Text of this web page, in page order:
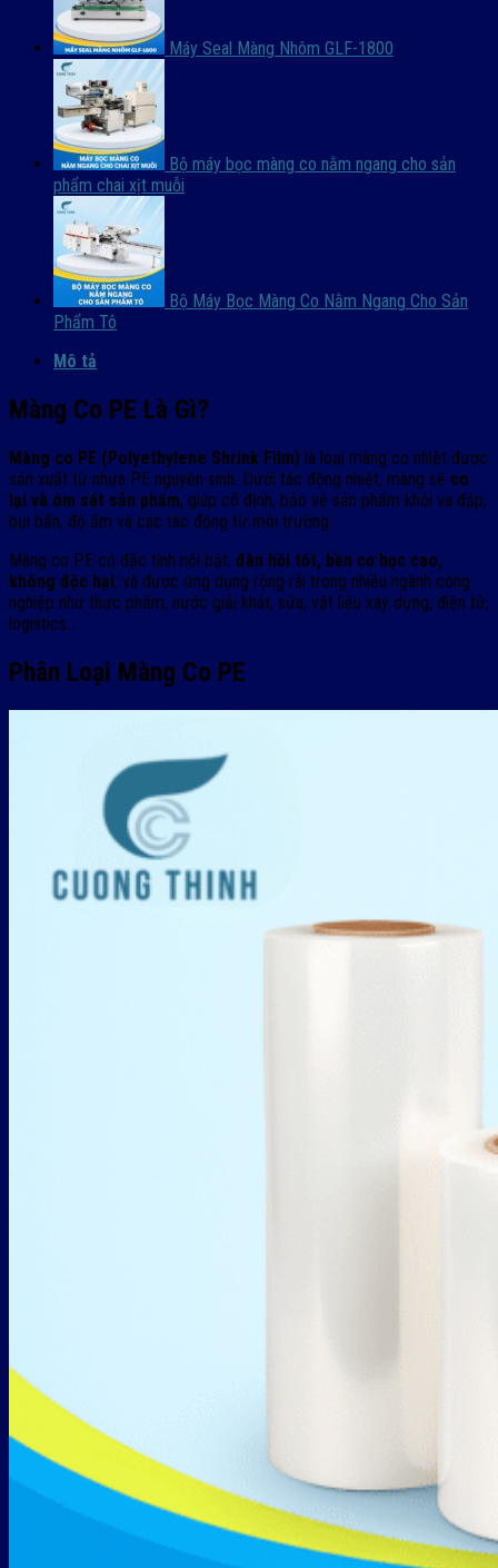
Máy Seal Màng Nhôm GLF-1800
Bộ máy bọc màng co nằm ngang cho sản
phẩm chai xịt muỗi
Bộ Máy Bọc Màng Co Nằm Ngang Cho Sản
Phẩm Tô
Mô tả
Màng Co PE Là Gì?
Màng co PE (Polyethylene Shrink Film) là loại màng co nhiệt được
sản xuất từ nhựa PE nguyên sinh. Dưới tác động nhiệt, màng sẽ co
lại và ôm sát sản phẩm, giúp cố định, bảo vệ sản phẩm khỏi va đập,
bụi bẩn, độ ẩm và các tác động từ môi trường.
Màng co PE có đặc tính nổi bật: đàn hồi tốt, bền cơ học cao,
không độc hại, và được ứng dụng rộng rãi trong nhiều ngành công
nghiệp như thực phẩm, nước giải khát, sữa, vật liệu xây dựng, điện tử,
logistics…
Phân Loại Màng Co PE